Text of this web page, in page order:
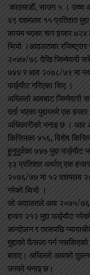
काठमाडौं, साउन ५ । उच्च
४९ दशमलव १५ प्रतिशत
कायम भएका चार हजार ७२४
थियो ।अदालतका
२०७७/७८ देखि जिम्मेवारी
७४४ र आव २०७८/७९ मा नयाँ
फर्छ्याैट गरिएका थिए ।
अघिल्लो आवबाट
दर्ता भएका मुद्दामध्ये एक
अधिकारीको भनाइ छ । आव
किसिमका ४५६, विशेष
हुनुपुर्वका ७४७ मुद्दा
३३ प्रतिशत अर्थात् एक
२०७६/७७ मा ५२ दशमलव २०
गरेको थियो ।
सो अदालतले आव २०७५/७६
हजार २१२ मुद्दा फर्छ्याैट
आन्दोलन र त्यसपछि
मुद्दाको फैसला गर्न
बताए। अघिल्लो आवको
उनको भनाइ छ।